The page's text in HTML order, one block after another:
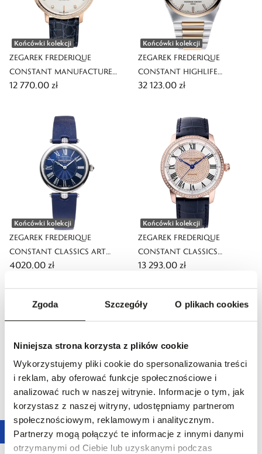
Zgoda Szczegóły O plikach cookies
Niniejsza strona korzysta z plików cookie
Wykorzystujemy pliki cookie do spersonalizowania treści
i reklam, aby oferować funkcje społecznościowe i
analizować ruch w naszej witrynie. Informacje o tym, jak
korzystasz z naszej witryny, udostępniamy partnerom
społecznościowym, reklamowym i analitycznym.
Partnerzy mogą połączyć te informacje z innymi danymi
otrzymanymi od Ciebie lub uzyskanymi podczas
Końcówki kolekcji
ZEGAREK FREDERIQUE
CONSTANT MANUFACTURE
SLIMLINE LADIES MOONPHASE
12 770,00 zł
Końcówki kolekcji
ZEGAREK FREDERIQUE
CONSTANT HIGHLIFE
PERPETUAL CALENDAR
32 123,00 zł
Końcówki kolekcji
ZEGAREK FREDERIQUE
CONSTANT CLASSICS ART
DECO ROUND
4020,00 zł
Końcówki kolekcji
ZEGAREK FREDERIQUE
CONSTANT CLASSICS
PREMIERE
13 293,00 zł
Końcówki kolekcji
ZEGAREK FREDERIQUE
CONSTANT CLASSICS
SLIMLINE LADIES MOONPHASE
14 990,00 zł
Końcówki kolekcji
ZEGAREK FREDERIQUE
CONSTANT CLASSICS DELIGHT
6240,00 zł